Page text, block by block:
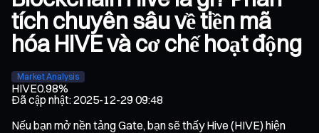
tích chuyên sâu về tiền mã
hóa HIVE và cơ chế hoạt động
Market Analysis
HIVE0.98%
Đã cập nhật:2025-12-29 09:48
Nếu bạn mở nền tảng Gate, bạn sẽ thấy Hive (HIVE) hiện